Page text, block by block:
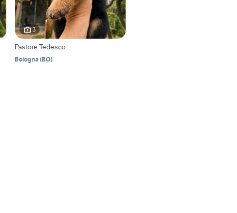
3
Pastore Tedesco
Bologna (BO)